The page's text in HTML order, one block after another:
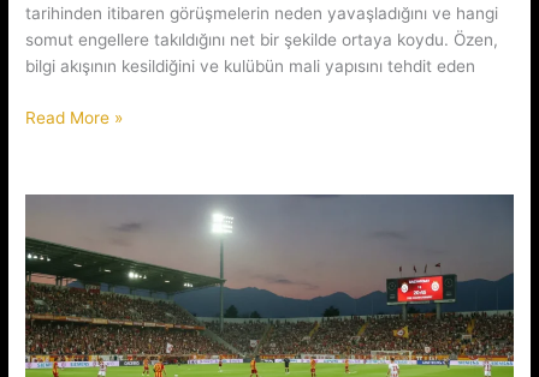
tarihinden itibaren görüşmelerin neden yavaşladığını ve hangi
somut engellere takıldığını net bir şekilde ortaya koydu. Özen,
bilgi akışının kesildiğini ve kulübün mali yapısını tehdit eden
Kartal’ın
Neden
Mali
Detaylar
Read More »